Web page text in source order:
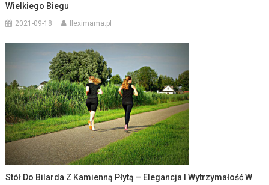
Wielkiego Biegu
2021-09-18 fleximama.pl
Stół Do Bilarda Z Kamienną Płytą – Elegancja I Wytrzymałość W